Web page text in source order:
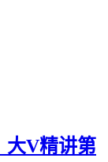
大V精讲第